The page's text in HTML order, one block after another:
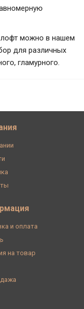
лофт можно в нашем
для различных
гламурного.
и оплата
на товар